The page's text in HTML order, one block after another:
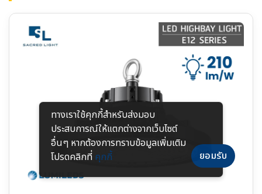
ทางเราใช้คุกกี้สําหรับส่งมอบ
ประสบการณ์ให้แตกต่างจากเว็บไซต์
อื่นๆ หากต้องการทราบข้อมูลเพิ่มเติม
โปรดคลิกที่ คุกกี้ ยอมรับ